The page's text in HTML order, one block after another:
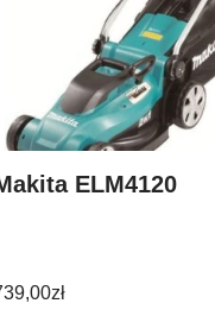
ELM4120
zł